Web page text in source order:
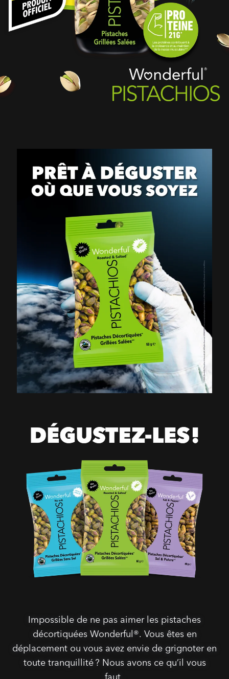
Impossible de ne pas aimer les pistaches
décortiquées Wonderful®. Vous êtes en
déplacement ou vous avez envie de grignoter en
toute tranquillité ? Nous avons ce qu’il vous
faut .